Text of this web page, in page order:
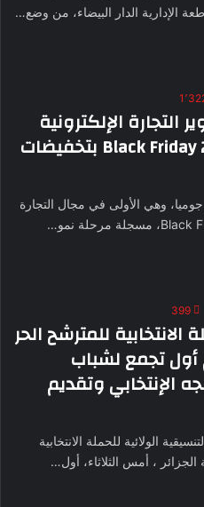
الإدارية الدار البيضاء، من وضع…
الإلكترونية
في الجزائر وتطلق 2024 Black Friday بتخفيضات
وهي الأولى في مجال التجارة
399
الانتخابية للمترشح الحر
أول تجمع لشباب
الإنتخابي وتقديم
الولائية للحملة الانتخابية
الجزائر ، أمس الثلاثاء، أول…